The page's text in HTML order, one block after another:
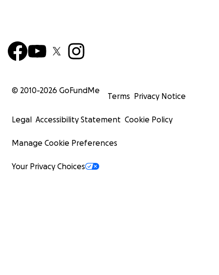
© 2010-2026 GoFundMe
Terms Privacy Notice
Legal Accessibility Statement Cookie Policy
Manage Cookie Preferences
Your Privacy Choices